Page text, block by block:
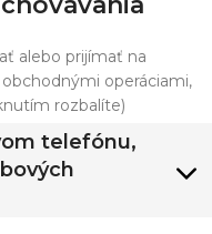
alebo prijímať na
operáciami,
rozbalíte)
telefónu,